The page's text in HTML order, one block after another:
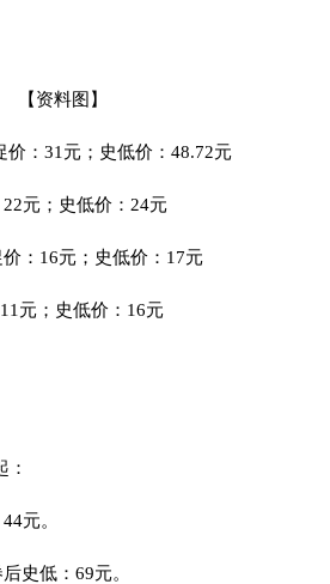
【资料图】
价：31元；史低价：48.72元
22元；史低价：24元
：16元；史低价：17元
元；史低价：16元
元。
史低：69元。